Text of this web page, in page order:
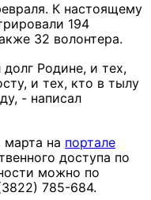
К настоящему
194
32 волонтера.
Родине, и тех,
и тех, кто в тылу
- написал
марта на портале
доступа по
можно по
785-684.